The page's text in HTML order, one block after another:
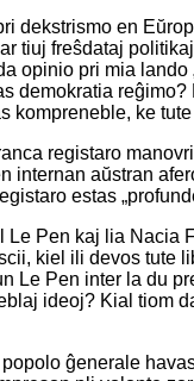
dekstrismo en
tiuj freŝdataj
opinio pri mia
demokratia
kompreneble, ke
registaro
internan aŭstran
estas
Pen kaj lia
kiel ili devos
Le Pen inter la du
ideoj? Kial tiom
ĝenerale